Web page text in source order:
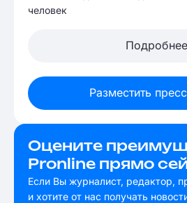
человек
Подробнее
Разместить
Оцените
Pronline прямо
Если Вы журналист, редактор,
и хотите от нас получать